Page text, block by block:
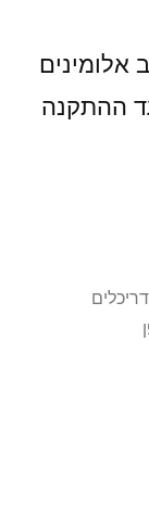
אלומינים
ההתקנה